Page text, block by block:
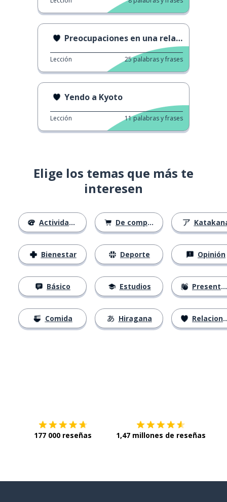
Preocupaciones en una relación
Lección 25palabras y frases
Yendo a Kyoto
Lección 11palabras y frases
Elige los temas que más te
interesen
Actividades
Bienestar
Básico
Comida
De compras
Deporte
Estudios
Hiragana
Opinión
Presentación
Relaciones
177 000 reseñas 1,47 millones de reseñas